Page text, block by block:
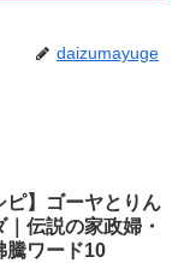
daizumayuge
ピ】ゴーヤとりん
伝説の家政婦・
騰ワード10